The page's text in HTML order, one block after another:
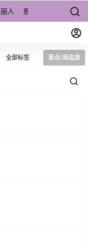
丽人 景点/周边游 宠物
全部标签 景点/周边游